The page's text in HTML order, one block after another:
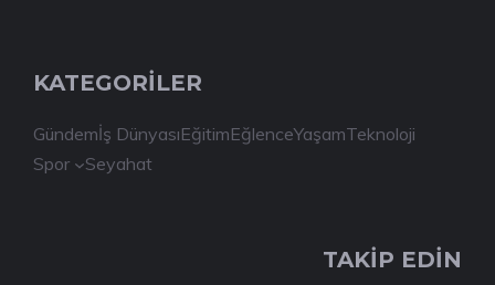
KATEGORİLER
Gündemİş DünyasıEğitimEğlenceYaşamTeknoloji
Spor
Seyahat
TAKİP EDİN